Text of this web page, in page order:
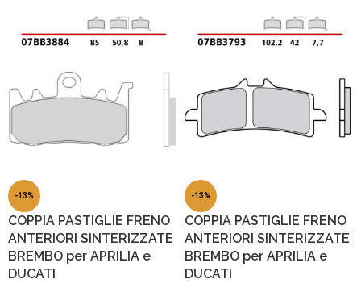
-13%
COPPIA PASTIGLIE FRENO
ANTERIORI SINTERIZZATE
BREMBO per APRILIA e
DUCATI
-13%
COPPIA PASTIGLIE FRENO
ANTERIORI SINTERIZZATE
BREMBO per APRILIA e
DUCATI